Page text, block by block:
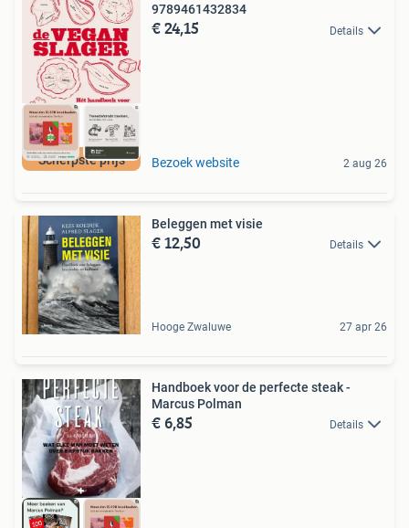
Scherpste prijs
9789461432834
€ 24,15 Details
Bezoek website 2 aug 26
Beleggen met visie
€ 12,50 Details
Hooge Zwaluwe 27 apr 26
Handboek voor de perfecte steak -
Marcus Polman
€ 6,85 Details